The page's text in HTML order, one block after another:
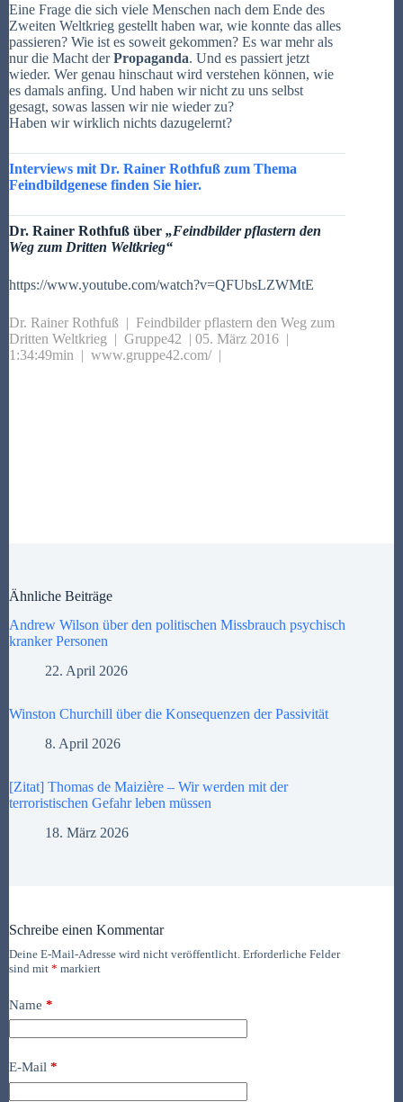
Eine Frage die sich viele Menschen nach dem Ende des
Zweiten Weltkrieg gestellt haben war, wie konnte das alles
passieren? Wie ist es soweit gekommen? Es war mehr als
nur die Macht derPropaganda. Und es passiert jetzt
wieder. Wer genau hinschaut wird verstehen können, wie
es damals anfing. Und haben wir nicht zu uns selbst
gesagt, sowas lassen wir nie wieder zu?
Haben wir wirklich nichts dazugelernt?
Interviews mit Dr. Rainer Rothfuß zum Thema
Feindbildgenese finden Sie hier.
Dr. Rainer Rothfuß über „Feindbilder pflastern den
Weg zum Dritten Weltkrieg“
https://www.youtube.com/watch?v=QFUbsLZWMtE
Dr. Rainer Rothfuß | Feindbilder pflastern den Weg zum
Dritten Weltkrieg | Gruppe42 | 05. März 2016 |
1:34:49min | www.gruppe42.com/ |
Ähnliche Beiträge
Andrew Wilson über den politischen Missbrauch psychisch
kranker Personen
22. April 2026
Winston Churchill über die Konsequenzen der Passivität
8. April 2026
[Zitat] Thomas de Maizière – Wir werden mit der
terroristischen Gefahr leben müssen
18. März 2026
Schreibe einen Kommentar
Deine E-Mail-Adresse wird nicht veröffentlicht. Erforderliche Felder
sind mit * markiert
Name *
E-Mail *